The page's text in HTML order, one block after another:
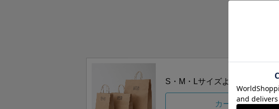
S・M
S・M・Lサイズより当店にお任
カートに入れる